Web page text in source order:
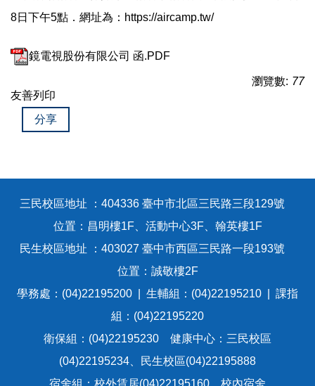
8日下午5點．網址為： https://aircamp.tw/
鏡電視股份有限公司 函.PDF
瀏覽數: 77
友善列印
分享
三民校區地址 ：404336 臺中市北區三民路三段129號
位置：昌明樓1F、活動中心3F、翰英樓1F
民生校區地址 ：403027 臺中市西區三民路一段193號
位置：誠敬樓2F
學務處：(04)22195200 | 生輔組：(04)22195210 | 課指
組：(04)22195220
衛保組：(04)22195230 健康中心：三民校區
(04)22195234、民生校區(04)22195888
宿舍組：校外賃居(04)22195160、校內宿舍